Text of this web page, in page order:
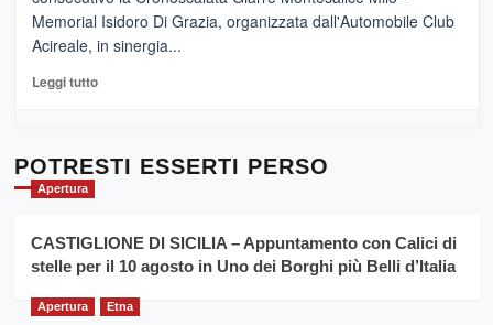
medievali
adesso
Pasta
–
Sicilia
l’
evento
la
filiera
grano
Memorial Isidoro Di Grazia, organizzata dall'Automobile Club
Acireale, in sinergia...
Leggi tuttoLeggi
Cronoscalata
per
il
anno
POTRESTI ESSERTI PERSO
Apertura
CASTIGLIONE DI SICILIA – Appuntamento con Calici di
stelle per il 10 agosto in Uno dei Borghi più Belli d’Italia
Apertura Etna